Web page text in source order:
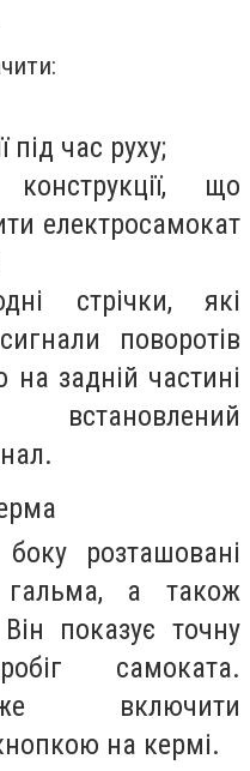
під час руху;
що
електросамокат
стрічки, які
поворотів
на задній частині
встановлений
розташовані
гальма, а також
показує точну
самоката.
включити
на кермі.